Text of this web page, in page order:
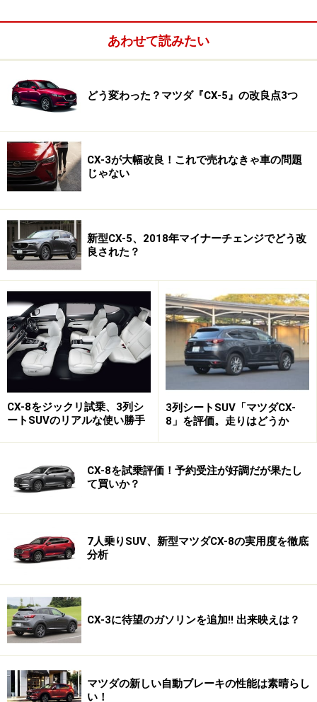
け、世界TOPクラスの自動ブレーキ性能を持つに至っ
もちろん、257万円から始まる全てのグレードに標準装
備される。素晴らしい！
2.ガソリン車に2500ccターボを投入
2つ目は、ガソリンエンジンに2500ccターボ
カーというイメージだ。だから、少し雰囲気を変えたい
ということなんだろう。アメリカで販売されている新型
CX-9用に開発したダウンサイジングターボを搭載してき
た。
従来型CX-9は本来なら3700ccのV6エンジンだったが、
そのエンジンをCX-5に転用しているのだ。2500ccも排
あわせて読みたい
どう変わった？マツダ『CX-5』の改良点3つ
CX-3が大幅改良！これで売れなきゃ車の問題
じゃない
新型CX-5、2018年マイナーチェンジでどう改
良された？
CX-8をジックリ試乗、3列シ
ートSUVのリアルな使い勝手
3列シートSUV「マツダCX-
8」を評価。走りはどうか
CX-8を試乗評価！予約受注が好調だが果たし
て買いか？
7人乗りSUV、新型マツダCX-8の実用度を徹底
分析
CX-3に待望のガソリンを追加!! 出来映えは？
マツダの新しい自動ブレーキの性能は素晴らし
い！